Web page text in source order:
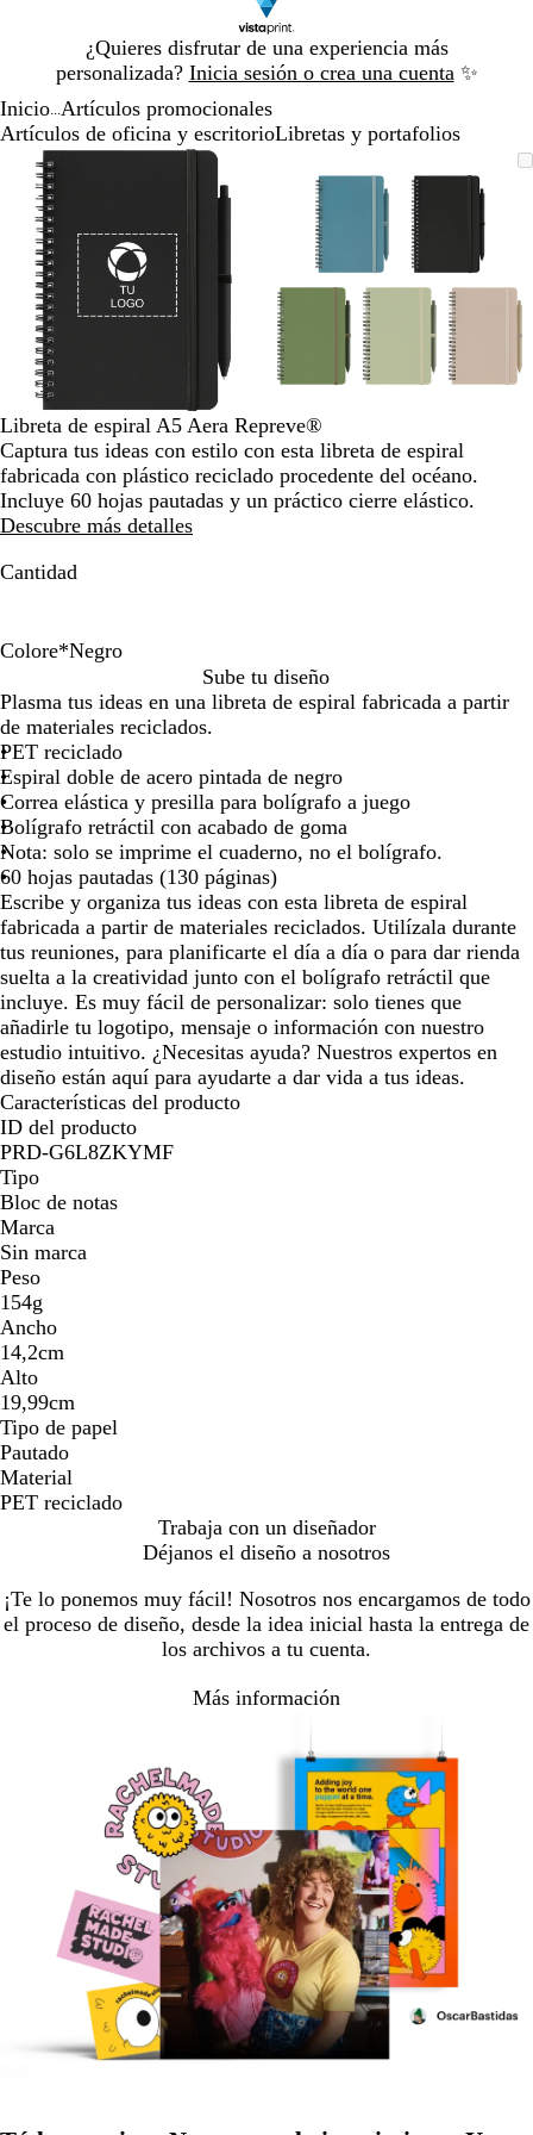
¿Quieres disfrutar de una experiencia más
personalizada? Inicia sesión o crea una cuenta ✨
1
Inicio Artículos promocionales
Artículos de oficina y escritorioLibretas y portafolios
Imagen
Acercado
Haz
expandir
Utiliza
de
más
y
menos
alejar
y
las
flechas
para
moverte
ampliable
hasta
mínimo
clic
para
expandir
las
teclas
de
más
y
menos
para
ampliar
y
las
flechas
para
Diapositiva
Libreta de espiral A5 Aera Repreve®
Captura tus ideas con estilo con esta libreta de espiral
fabricada con plástico reciclado procedente del océano.
Incluye 60 hojas pautadas y un práctico cierre elástico.
Descubre más detalles
Cantidad
Colore*Negro
e
g
r
o
u
n
a
e
r
d
e
s
e
l
v
a
a
l
v
i
a
z
u
l
a
c
e
r
o
Sube tu diseño
Plasma tus ideas en una libreta de espiral fabricada a partir
de materiales reciclados.
PET reciclado
Espiral doble de acero pintada de negro
Correa elástica y presilla para bolígrafo a juego
Bolígrafo retráctil con acabado de goma
Nota: solo se imprime el cuaderno, no el bolígrafo.
60 hojas pautadas (130 páginas)
Escribe y organiza tus ideas con esta libreta de espiral
fabricada a partir de materiales reciclados. Utilízala durante
tus reuniones, para planificarte el día a día o para dar rienda
suelta a la creatividad junto con el bolígrafo retráctil que
incluye. Es muy fácil de personalizar: solo tienes que
añadirle tu logotipo, mensaje o información con nuestro
estudio intuitivo. ¿Necesitas ayuda? Nuestros expertos en
diseño están aquí para ayudarte a dar vida a tus ideas.
Características del producto
ID del producto
PRD-G6L8ZKYMF
Tipo
Bloc de notas
Marca
Sin marca
Peso
154g
Ancho
14,2cm
Alto
19,99cm
Tipo de papel
Pautado
Material
PET reciclado
Trabaja con un diseñador
Déjanos el diseño a nosotros
¡Te lo ponemos muy fácil! Nosotros nos encargamos de todo
el proceso de diseño, desde la idea inicial hasta la entrega de
los archivos a tu cuenta.
Más información